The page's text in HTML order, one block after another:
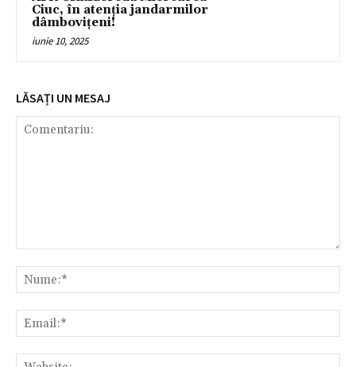
Ciuc, în atenția jandarmilor
dâmbovițeni!
iunie 10, 2025
LĂSAȚI UN MESAJ